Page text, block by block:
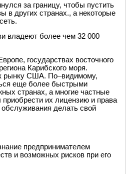
за границу, чтобы пустить
в других странах., а некоторые
владеют более чем 32 000
государствах восточного
Карибского моря.
рынку США. По–видимому,
еще более быстрыми
странах, а многие частные
их лицензию и права
делать свой
предпринимателем
и возможных рисков при его